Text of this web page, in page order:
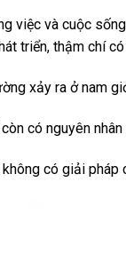
việc và cuộc
triển, thậm chí
xảy ra ở nam
có nguyên
có giải